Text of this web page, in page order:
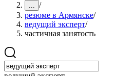
... /
резюме в Армянске/
ведущий эксперт/
частичная занятость